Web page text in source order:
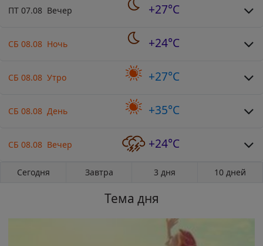
ПТ 07.08 Вечер +27°C
СБ 08.08 Ночь +24°C
СБ 08.08 Утро +27°C
СБ 08.08 День +35°C
СБ 08.08 Вечер +24°C
Сегодня Завтра 3 дня 10 дней
Тема дня